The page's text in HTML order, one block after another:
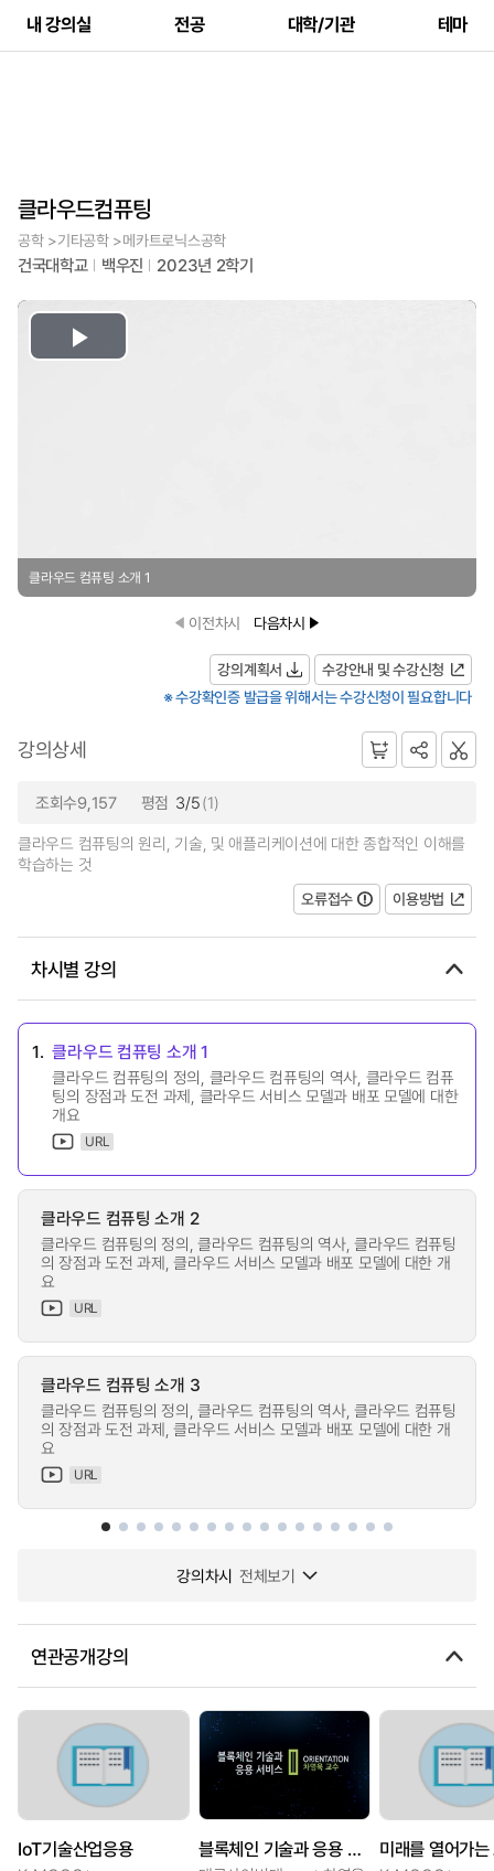
내 강의실 전공 대학/기관 테마
클라우드컴퓨팅
공학 >기타공학 >메카트로닉스공학
건국대학교 백우진 2023년 2학기
Play
클라우드 컴퓨팅 소개 1
이전차시 다음차시
강의계획서
수강안내 및 수강신청
※ 수강확인증 발급을 위해서는 수강신청이 필요합니다
강의상세
조회수9,157 평점 3/5(1)
클라우드 컴퓨팅의 원리, 기술, 및 애플리케이션에 대한 종합적인 이해를
학습하는 것
오류접수
이용방법
차시별 강의
1. 클라우드 컴퓨팅 소개 1
클라우드 컴퓨팅의 정의, 클라우드 컴퓨팅의 역사, 클라우드 컴퓨
팅의 장점과 도전 과제, 클라우드 서비스 모델과 배포 모델에 대한
개요
URL
클라우드 컴퓨팅 소개 2
클라우드 컴퓨팅의 정의, 클라우드 컴퓨팅의 역사, 클라우드 컴퓨팅
의 장점과 도전 과제, 클라우드 서비스 모델과 배포 모델에 대한 개
요
URL
클라우드 컴퓨팅 소개 3
클라우드 컴퓨팅의 정의, 클라우드 컴퓨팅의 역사, 클라우드 컴퓨팅
의 장점과 도전 과제, 클라우드 서비스 모델과 배포 모델에 대한 개
요
URL
강의차시 전체보기
연관공개강의
IoT기술산업응용 블록체인 기술과 응용 서비스